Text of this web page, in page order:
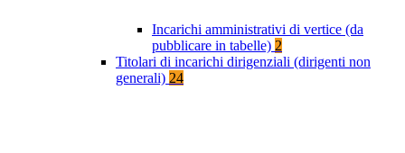
Incarichi amministrativi di vertice (da
pubblicare in tabelle) 2
Titolari di incarichi dirigenziali (dirigenti non
generali) 24